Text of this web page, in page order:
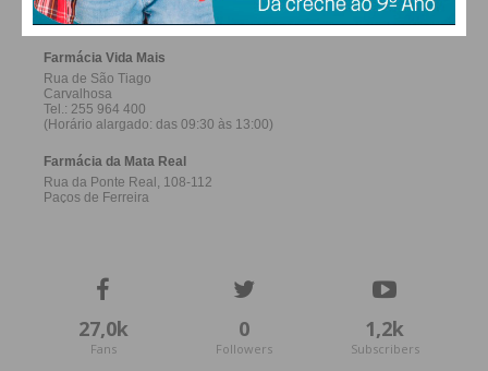
27,0k
Fans
0
Followers
1,2k
Subscribers